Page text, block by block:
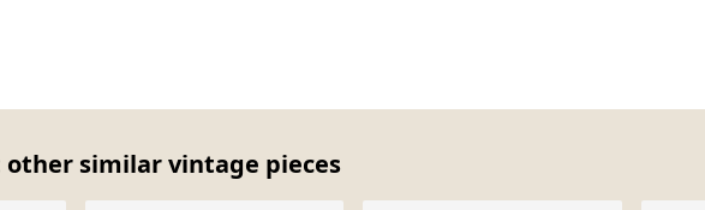
other similar vintage pieces